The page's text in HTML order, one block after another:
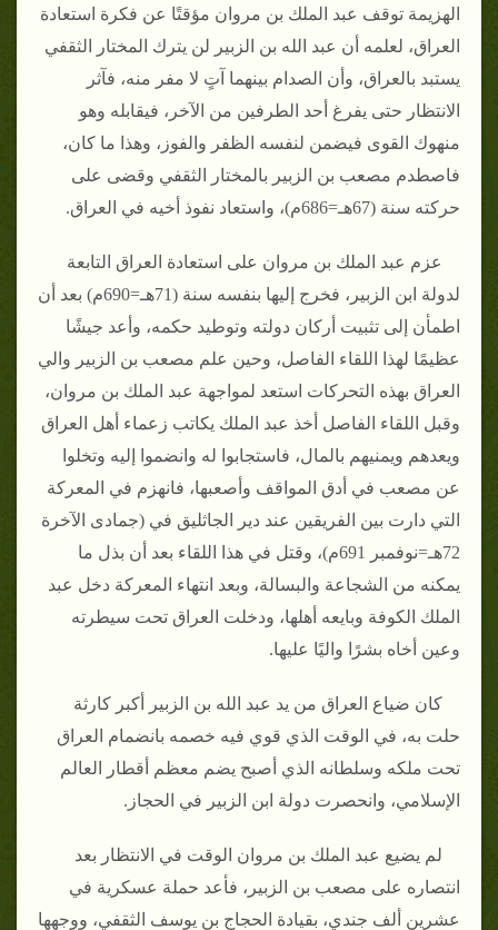
الهزيمة توقف عبد الملك بن مروان مؤقتًا عن فكرة استعادة
العراق، لعلمه أن عبد الله بن الزبير لن يترك المختار الثقفي
يستبد بالعراق، وأن الصدام بينهما آتٍ لا مفر منه، فآثر
الانتظار حتى يفرغ أحد الطرفين من الآخر، فيقابله وهو
منهوك القوى فيضمن لنفسه الظفر والفوز، وهذا ما كان،
فاصطدم مصعب بن الزبير بالمختار الثقفي وقضى على
حركته سنة (67هـ=686م)، واستعاد نفوذ أخيه في العراق.
عزم عبد الملك بن مروان على استعادة العراق التابعة
لدولة ابن الزبير، فخرج إليها بنفسه سنة (71هـ=690م) بعد أن
اطمأن إلى تثبيت أركان دولته وتوطيد حكمه، وأعد جيشًا
عظيمًا لهذا اللقاء الفاصل، وحين علم مصعب بن الزبير والي
العراق بهذه التحركات استعد لمواجهة عبد الملك بن مروان،
وقبل اللقاء الفاصل أخذ عبد الملك يكاتب زعماء أهل العراق
ويعدهم ويمنيهم بالمال، فاستجابوا له وانضموا إليه وتخلوا
عن مصعب في أدق المواقف وأصعبها، فانهزم في المعركة
التي دارت بين الفريقين عند دير الجاثليق في (جمادى الآخرة
72هـ=نوفمبر 691م)، وقتل في هذا اللقاء بعد أن بذل ما
يمكنه من الشجاعة والبسالة، وبعد انتهاء المعركة دخل عبد
الملك الكوفة وبايعه أهلها، ودخلت العراق تحت سيطرته
وعين أخاه بشرًا واليًا عليها.
كان ضياع العراق من يد عبد الله بن الزبير أكبر كارثة
حلت به، في الوقت الذي قوي فيه خصمه بانضمام العراق
تحت ملكه وسلطانه الذي أصبح يضم معظم أقطار العالم
الإسلامي، وانحصرت دولة ابن الزبير في الحجاز.
لم يضيع عبد الملك بن مروان الوقت في الانتظار بعد
انتصاره على مصعب بن الزبير، فأعد حملة عسكرية في
عشرين ألف جندي، بقيادة الحجاج بن يوسف الثقفي، ووجهها